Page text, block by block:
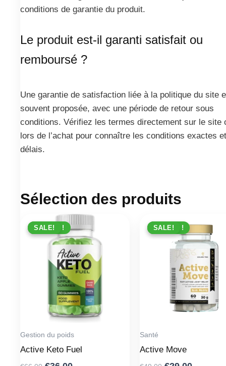
conditions de garantie du produit.
Le produit est-il garanti satisfait ou
remboursé ?
Une garantie de satisfaction liée à la politique du site
souvent proposée, avec une période de retour sous
conditions. Vérifiez les termes directement sur le site
lors de l’achat pour connaître les conditions exactes
délais.
Sélection des produits
PROMO !
SALE!
Gestion du poids
Active Keto Fuel
PROMO !
SALE!
Santé
Active Move